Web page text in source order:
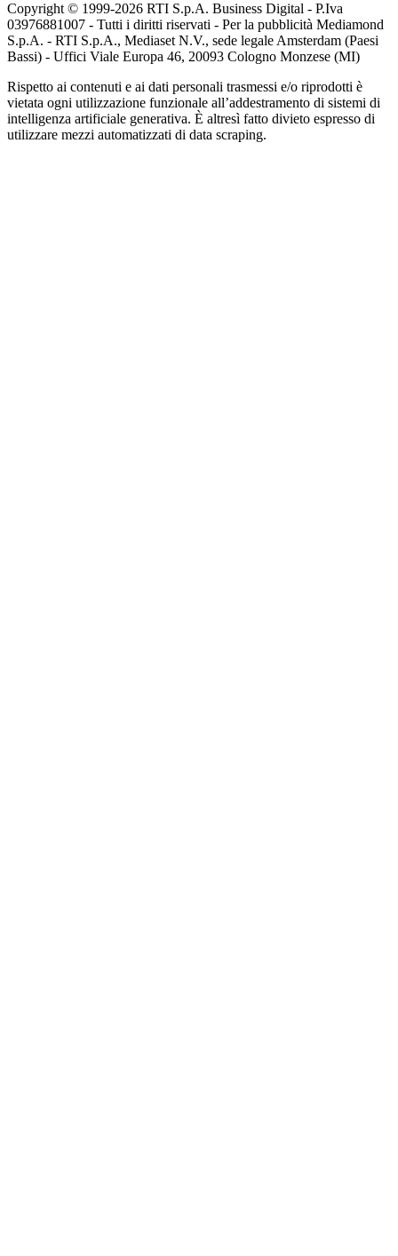
Copyright © 1999-2026 RTI S.p.A. Business Digital - P.Iva
03976881007 - Tutti i diritti riservati - Per la pubblicità Mediamond
S.p.A. - RTI S.p.A., Mediaset N.V., sede legale Amsterdam (Paesi
Bassi) - Uffici Viale Europa 46, 20093 Cologno Monzese (MI)
Rispetto ai contenuti e ai dati personali trasmessi e/o riprodotti è
vietata ogni utilizzazione funzionale all’addestramento di sistemi di
intelligenza artificiale generativa. È altresì fatto divieto espresso di
utilizzare mezzi automatizzati di data scraping.